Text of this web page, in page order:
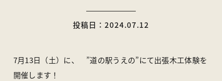
オンラインストア
お問い合わせ
投稿日：2024.07.12
7月13日（土）に、 ”道の駅うえの”にて出張木工体験を
開催します！